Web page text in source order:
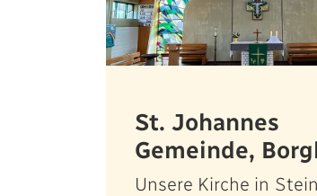
St. Johannes
Gemeinde,
Unsere Kirche in